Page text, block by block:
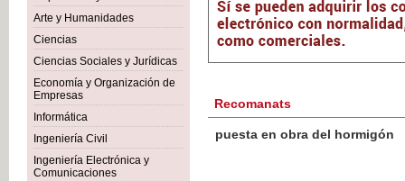
Arte y Humanidades
Ciencias
Ciencias Sociales y Jurídicas
Economía y Organización de
Empresas
Informática
Ingeniería Civil
Ingeniería Electrónica y
Comunicaciones
Recomanats
Botánica Agroalimentaria